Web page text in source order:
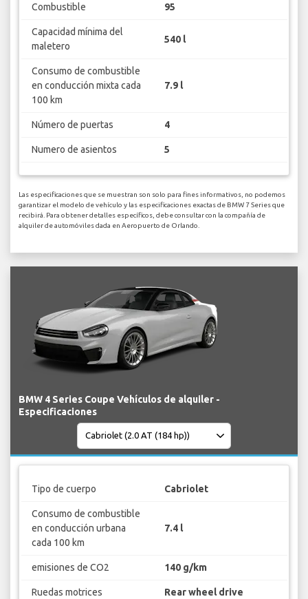
Combustible 95
Capacidad mínima del
maletero
540 l
Consumo de combustible
en conducción mixta cada
100 km
7.9 l
Número de puertas 4
Numero de asientos 5
Las especificaciones que se muestran son solo para fines informativos, no podemos
garantizar el modelo de vehículo y las especificaciones exactas de BMW 7 Series que
recibirá. Para obtener detalles específicos, debe consultar con la compañía de
alquiler de automóviles dada en Aeropuerto de Orlando.
BMW 4 Series Coupe Vehículos de alquiler -
Especificaciones
Tipo de cuerpo Cabriolet
Consumo de combustible
en conducción urbana
cada 100 km
7.4 l
emisiones de CO2 140 g/km
Ruedas motrices Rear wheel drive